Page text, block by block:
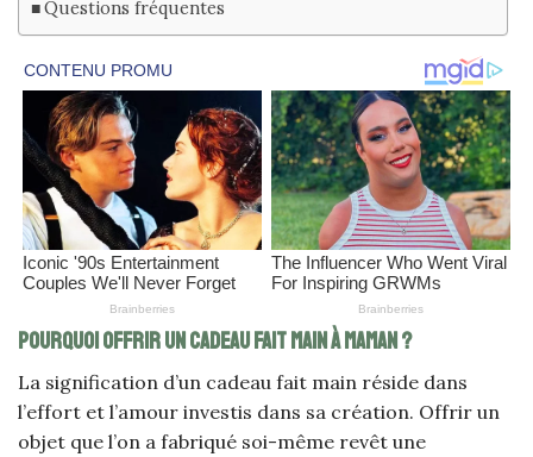
Questions fréquentes
Pourquoi offrir un cadeau fait main à maman ?
La signification d’un cadeau fait main réside dans
l’effort et l’amour investis dans sa création. Offrir un
objet que l’on a fabriqué soi-même revêt une